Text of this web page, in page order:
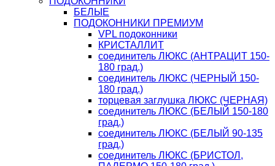
БЕЛЫЕ
ПОДОКОННИКИ ПРЕМИУМ
VPL подоконники
КРИСТАЛЛИТ
соединитель ЛЮКС (АНТРАЦИТ 150-
180 град.)
соединитель ЛЮКС (ЧЕРНЫЙ 150-
180 град.)
торцевая заглушка ЛЮКС (ЧЕРНАЯ)
соединитель ЛЮКС (БЕЛЫЙ 150-180
град.)
соединитель ЛЮКС (БЕЛЫЙ 90-135
град.)
соединитель ЛЮКС (БРИСТОЛ,